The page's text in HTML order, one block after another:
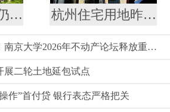
部分贷款中介仍称“可操作”首付贷 银行表态严格把关 杭州住宅用地昨启动首批集中出让
大咖云集！现场超燃！南京大学2026年不动产论坛释放重磅信号
展二轮土地延包试点
作”首付贷 银行表态严格把关